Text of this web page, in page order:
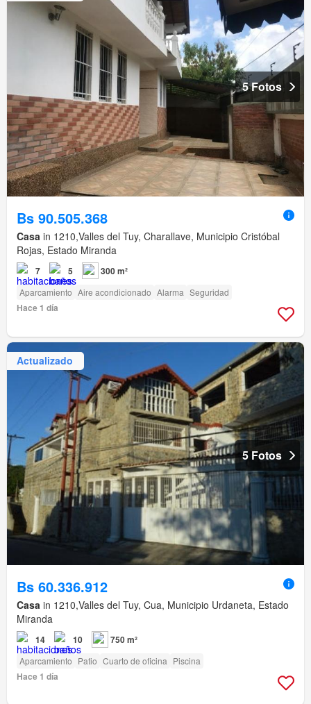
5 Fotos
Bs 90.505.368
Casa in 1210,Valles del Tuy, Charallave, Municipio Cristóbal
Rojas, Estado Miranda
7 5 300 m²
Aparcamiento Aire acondicionado Alarma Seguridad
Hace 1 día
Actualizado
5 Fotos
Bs 60.336.912
Casa in 1210,Valles del Tuy, Cua, Municipio Urdaneta, Estado
Miranda
14 10 750 m²
Aparcamiento Patio Cuarto de oficina Piscina
Hace 1 día